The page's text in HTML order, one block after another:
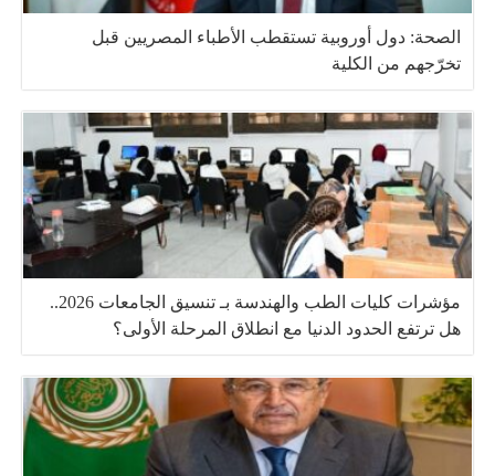
الصحة: دول أوروبية تستقطب الأطباء المصريين قبل
تخرّجهم من الكلية
مؤشرات كليات الطب والهندسة بـ تنسيق الجامعات 2026..
هل ترتفع الحدود الدنيا مع انطلاق المرحلة الأولى؟